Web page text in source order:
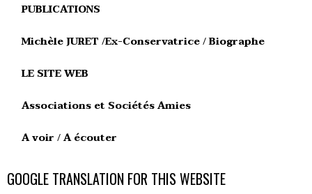
PUBLICATIONS
Michèle JURET /Ex-Conservatrice / Biographe
LE SITE WEB
Associations et Sociétés Amies
A voir / A écouter
GOOGLE TRANSLATION FOR THIS WEBSITE